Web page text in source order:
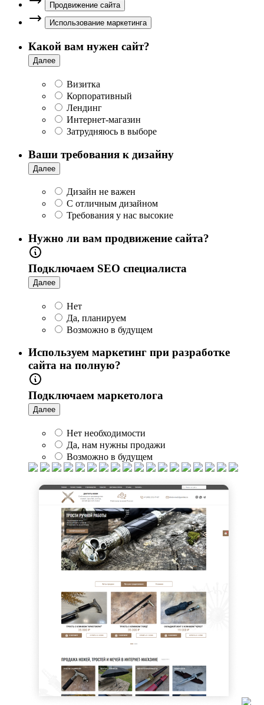
Продвижение сайта
Использование маркетинга
Какой вам нужен сайт?
Далее
Визитка
Корпоративный
Лендинг
Интернет-магазин
Затрудняюсь в выборе
Ваши требования к дизайну
Далее
Дизайн не важен
С отличным дизайном
Требования у нас высокие
Нужно ли вам продвижение сайта?
Подключаем SEO специалиста
Далее
Нет
Да, планируем
Возможно в будущем
Используем маркетинг при разработке
сайта на полную?
Подключаем маркетолога
Далее
Нет необходимости
Да, нам нужны продажи
Возможно в будущем